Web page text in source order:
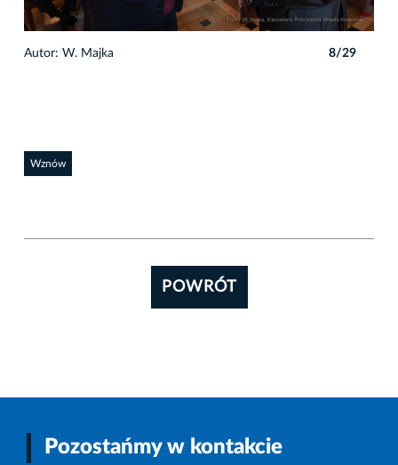
Autor: W. Majka 8/29
Wznów
POWRÓT
Pozostańmy w kontakcie